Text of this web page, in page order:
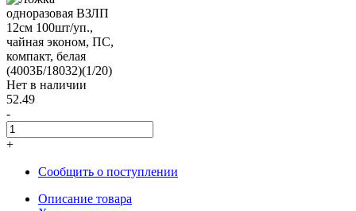
Нет в наличии
52.49
-
+
Сообщить о поступлении
Описание товара